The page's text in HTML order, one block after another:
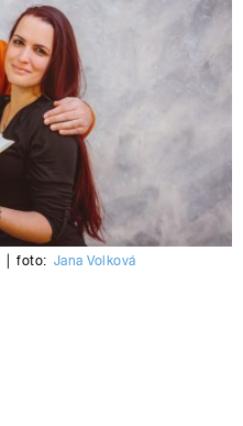
foto: Jana Volková